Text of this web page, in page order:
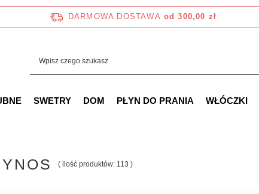
DARMOWA DOSTAWA od 300,00 zł
SWETRY DOM PŁYN DO PRANIA WŁÓCZKI
( ilość produktów: 113 )